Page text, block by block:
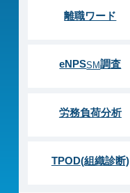
離職ワード
eNPSSM調査
労務負荷分析
TPOD(組織診断)